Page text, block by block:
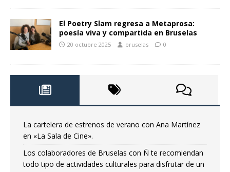
El Poetry Slam regresa a Metaprosa:
poesía viva y compartida en Bruselas
20 octubre 2025 bruselas 0
La cartelera de estrenos de verano con Ana Martínez
en «La Sala de Cine».
Los colaboradores de Bruselas con Ñ te recomiendan
todo tipo de actividades culturales para disfrutar de un